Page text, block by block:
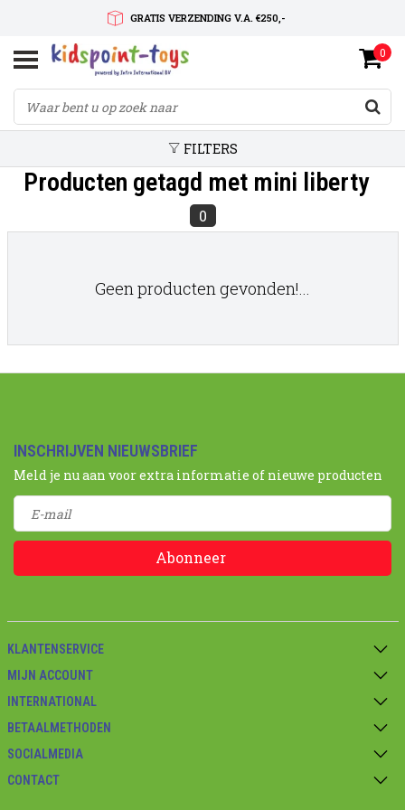
GRATIS VERZENDING V.A. €250,-
SNELLE LEVERTIJD
SERVICE OP MAAT
0
FILTERS
Producten getagd met mini liberty
0
Geen producten gevonden!...
INSCHRIJVEN NIEUWSBRIEF
Meld je nu aan voor extra informatie of nieuwe producten
Abonneer
KLANTENSERVICE
MIJN ACCOUNT
INTERNATIONAL
BETAALMETHODEN
SOCIALMEDIA
CONTACT